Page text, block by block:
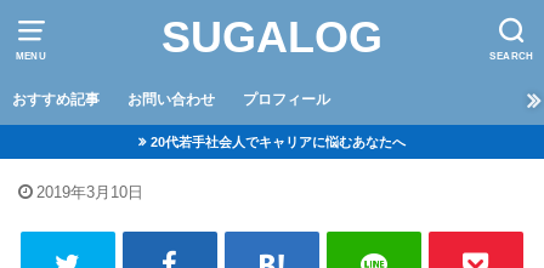
MENU SEARCH
SUGALOG
おすすめ記事 お問い合わせ プロフィール
20代若手社会人でキャリアに悩むあなたへ
2019年3月10日